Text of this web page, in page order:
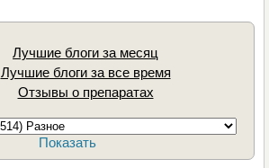
Лучшие блоги за месяц
Лучшие блоги за все время
Отзывы о препаратах
Показать